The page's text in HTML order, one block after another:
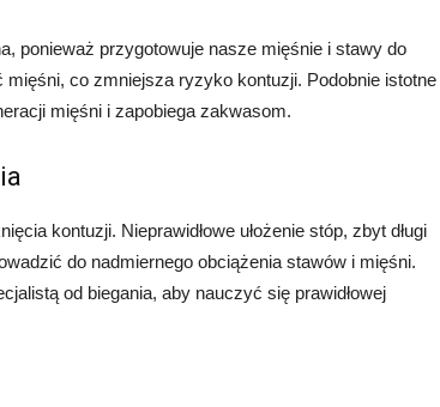
ponieważ przygotowuje nasze mięśnie i stawy do
co zmniejsza ryzyko kontuzji. Podobnie istotne
mięśni i zapobiega zakwasom.
kontuzji. Nieprawidłowe ułożenie stóp, zbyt długi
do nadmiernego obciążenia stawów i mięśni.
od biegania, aby nauczyć się prawidłowej